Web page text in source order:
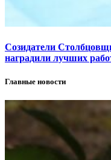
Созидатели
наградили лучших
Главные новости